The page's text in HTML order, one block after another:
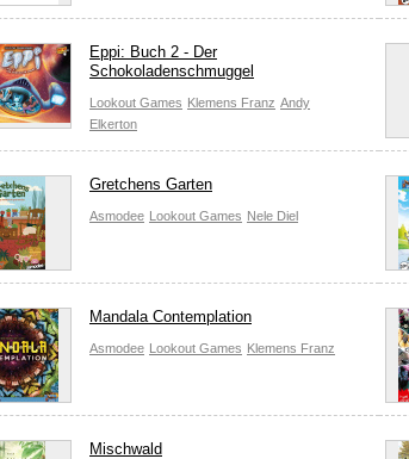
Eppi: Buch 2 - Der
Schokoladenschmuggel
Lookout Games Klemens Franz Andy
Elkerton
Gretchens Garten
Asmodee Lookout Games Nele Diel
Mandala Contemplation
Asmodee Lookout Games Klemens Franz
Mischwald